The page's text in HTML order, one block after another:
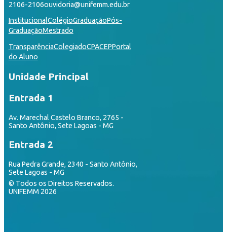
2106-2106ouvidoria@unifemm.edu.br
InstitucionalColégioGraduaçãoPós-
GraduaçãoMestrado
TransparênciaColegiadoCPACEPPortal
do Aluno
Unidade Principal
Entrada 1
Av. Marechal Castelo Branco, 2765 -
Santo Antônio, Sete Lagoas - MG
Entrada 2
Rua Pedra Grande, 2340 - Santo Antônio,
Sete Lagoas - MG
© Todos os Direitos Reservados.
UNIFEMM 2026